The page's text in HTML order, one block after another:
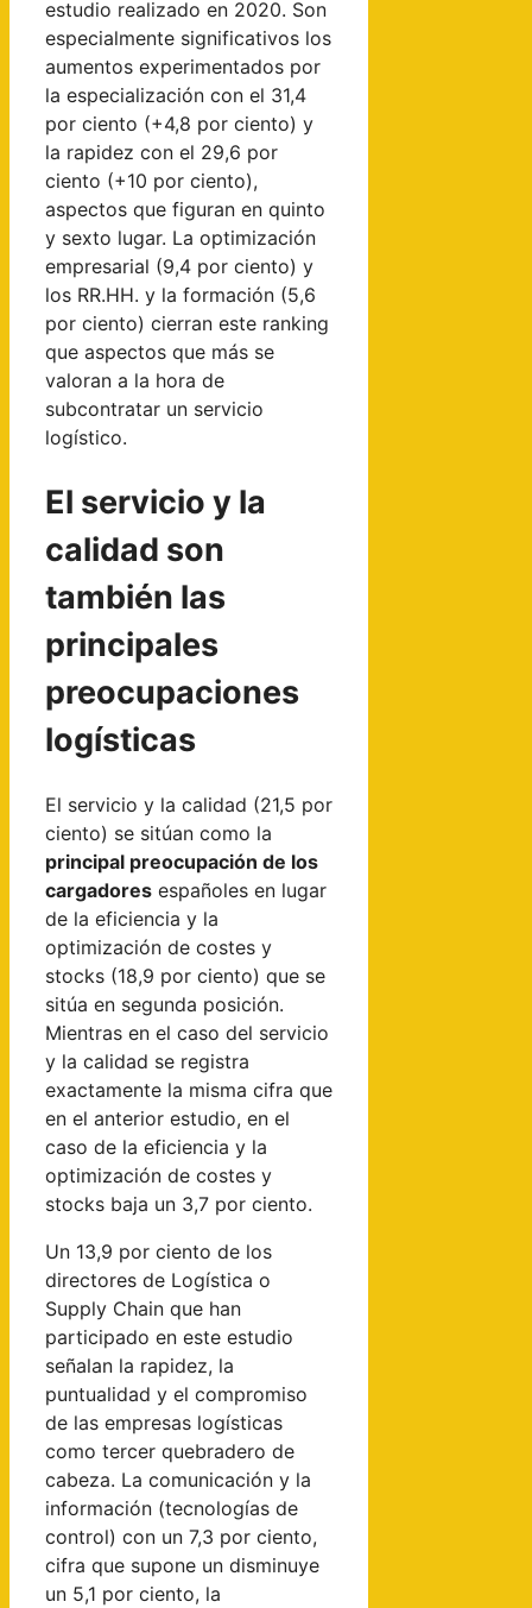
estudio realizado en 2020. Son
especialmente significativos los
aumentos experimentados por
la especialización con el 31,4
por ciento (+4,8 por ciento) y
la rapidez con el 29,6 por
ciento (+10 por ciento),
aspectos que figuran en quinto
y sexto lugar. La optimización
empresarial (9,4 por ciento) y
los RR.HH. y la formación (5,6
por ciento) cierran este ranking
que aspectos que más se
valoran a la hora de
subcontratar un servicio
logístico.
El servicio y la
calidad son
también las
principales
preocupaciones
logísticas
El servicio y la calidad (21,5 por
ciento) se sitúan como la
principal preocupación de los
cargadores españoles en lugar
de la eficiencia y la
optimización de costes y
stocks (18,9 por ciento) que se
sitúa en segunda posición.
Mientras en el caso del servicio
y la calidad se registra
exactamente la misma cifra que
en el anterior estudio, en el
caso de la eficiencia y la
optimización de costes y
stocks baja un 3,7 por ciento.
Un 13,9 por ciento de los
directores de Logística o
Supply Chain que han
participado en este estudio
señalan la rapidez, la
puntualidad y el compromiso
de las empresas logísticas
como tercer quebradero de
cabeza. La comunicación y la
información (tecnologías de
control) con un 7,3 por ciento,
cifra que supone un disminuye
un 5,1 por ciento, la